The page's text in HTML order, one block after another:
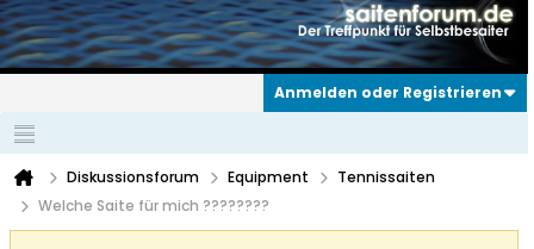
Anmelden oder Registrieren
Diskussionsforum Equipment
Tennissaiten
Welche Saite für mich ????????